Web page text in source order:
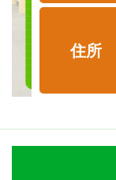
住所